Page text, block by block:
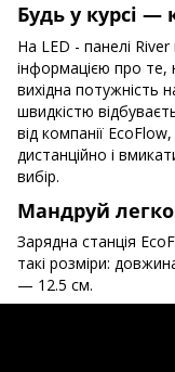
Будь у курсі —
На LED - панелі
інформацією про те,
вихідна потужність
швидкістю
від компанії
дистанційно і
вибір.
Мандруй легко
Зарядна станція
такі розміри:
— 12.5 см.